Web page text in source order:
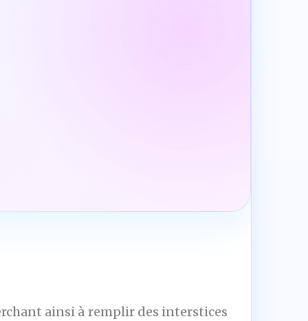
ainsi à remplir des interstices